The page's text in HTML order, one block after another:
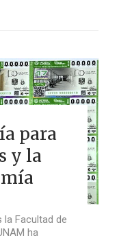
para
y la
la Facultad de
ha